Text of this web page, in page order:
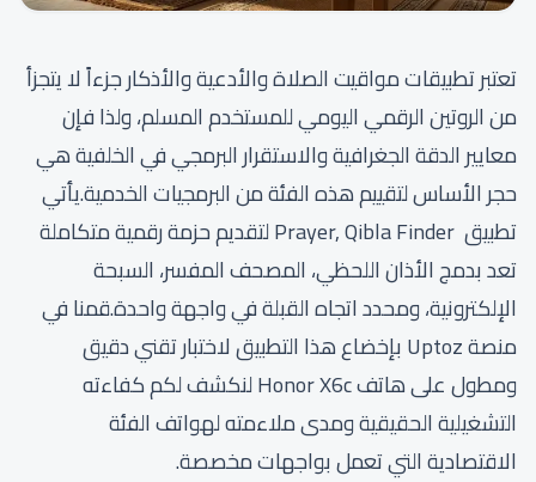
تعتبر تطبيقات مواقيت الصلاة والأدعية والأذكار جزءاً لا يتجزأ
من الروتين الرقمي اليومي للمستخدم المسلم، ولذا فإن
معايير الدقة الجغرافية والاستقرار البرمجي في الخلفية هي
حجر الأساس لتقييم هذه الفئة من البرمجيات الخدمية.يأتي
تطبيق Prayer, Qibla Finder لتقديم حزمة رقمية متكاملة
تعد بدمج الأذان اللحظي، المصحف المفسر، السبحة
الإلكترونية، ومحدد اتجاه القبلة في واجهة واحدة.قمنا في
منصة Uptoz بإخضاع هذا التطبيق لاختبار تقني دقيق
ومطول على هاتف Honor X6c لنكشف لكم كفاءته
التشغيلية الحقيقية ومدى ملاءمته لهواتف الفئة
الاقتصادية التي تعمل بواجهات مخصصة.